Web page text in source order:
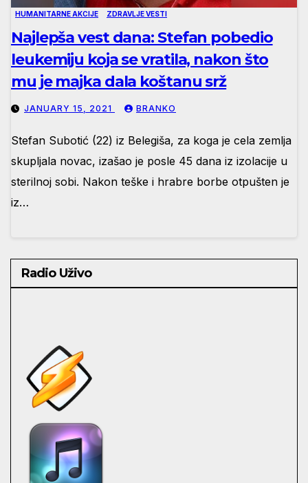
HUMANITARNE AKCIJE ZDRAVLJE VESTI
Najlepša vest dana: Stefan pobedio
leukemiju koja se vratila, nakon što
mu je majka dala koštanu srž
JANUARY 15, 2021 BRANKO
Stefan Subotić (22) iz Belegiša, za koga je cela zemlja
skupljala novac, izašao je posle 45 dana iz izolacije u
sterilnoj sobi. Nakon teške i hrabre borbe otpušten je
iz…
Radio Uživo